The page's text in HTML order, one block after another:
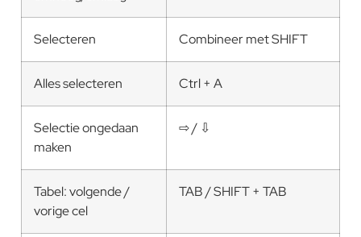
Selecteren Combineer met SHIFT
Alles selecteren Ctrl + A
Selectie ongedaan
maken
⇨ / ⇩
Tabel: volgende /
vorige cel
TAB / SHIFT + TAB